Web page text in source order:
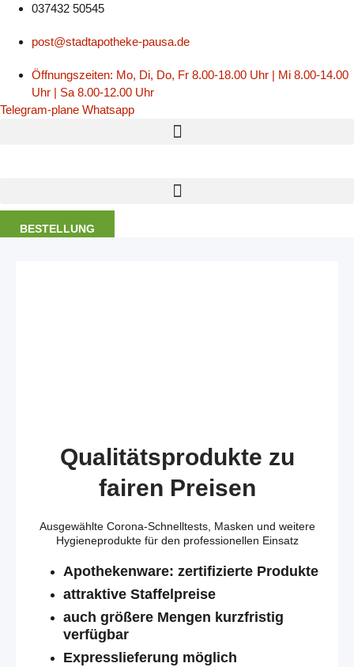
Zum
springen
037432 50545
post@stadtapotheke-pausa.de
Öffnungszeiten: Mo, Di, Do, Fr 8.00-18.00 Uhr | Mi 8.00-14.00
Uhr | Sa 8.00-12.00 Uhr
Telegram-plane Whatsapp
BESTELLUNG
Qualitätsprodukte zu
fairen Preisen
Ausgewählte Corona-Schnelltests, Masken und weitere
Hygieneprodukte für den professionellen Einsatz
Apothekenware: zertifizierte Produkte
attraktive Staffelpreise
auch größere Mengen kurzfristig
verfügbar
Expresslieferung möglich